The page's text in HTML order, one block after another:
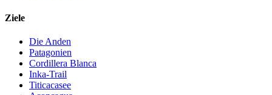
Ziele
Die Anden
Patagonien
Cordillera Blanca
Inka-Trail
Titicacasee